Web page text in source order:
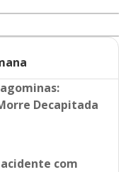
Decapitada
com